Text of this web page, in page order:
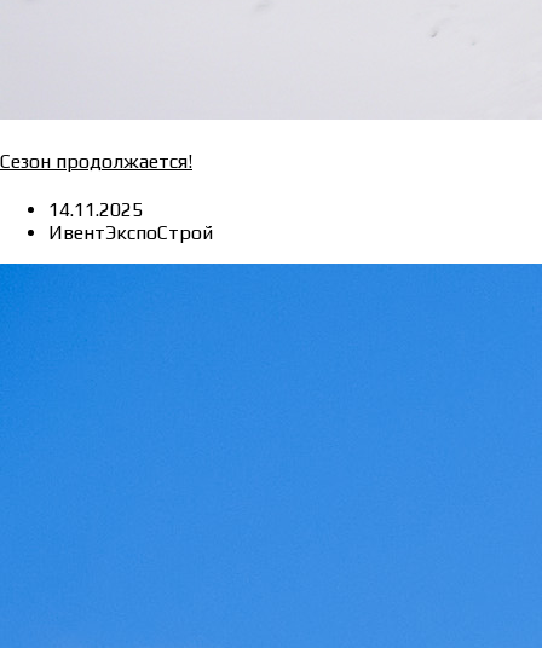
Сезон продолжается!
14.11.2025
ИвентЭкспоСтрой